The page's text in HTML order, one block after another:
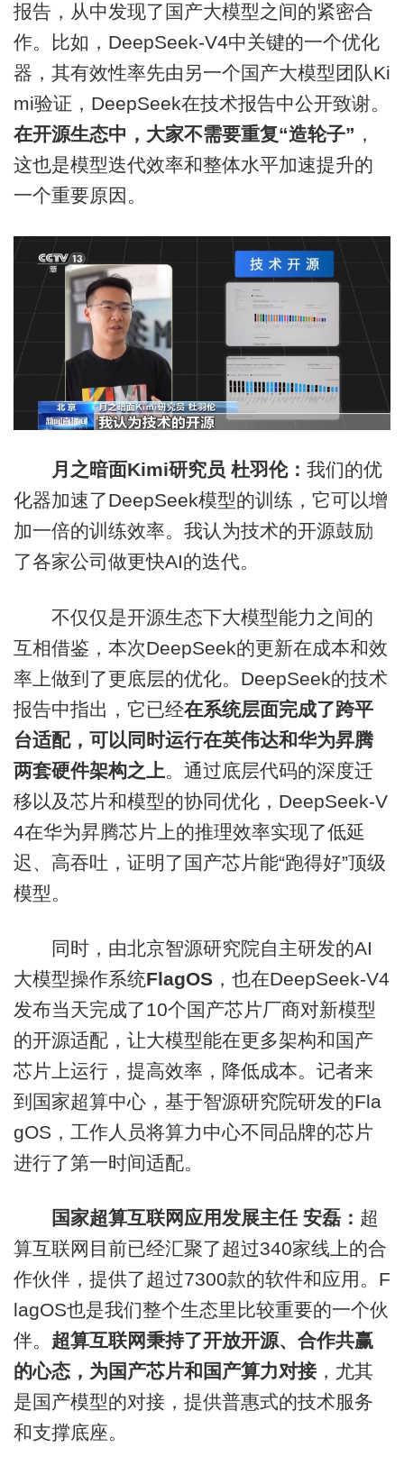
报告，从中发现了国产大模型之间的紧密合
作。比如，DeepSeek-V4中关键的一个优化
器，其有效性率先由另一个国产大模型团队Ki
mi验证，DeepSeek在技术报告中公开致谢。
在开源生态中，大家不需要重复“造轮子” ，
这也是模型迭代效率和整体水平加速提升的
一个重要原因。
月之暗面Kimi研究员 杜羽伦： 我们的优
化器加速了DeepSeek模型的训练，它可以增
加一倍的训练效率。我认为技术的开源鼓励
了各家公司做更快AI的迭代。
不仅仅是开源生态下大模型能力之间的
互相借鉴，本次DeepSeek的更新在成本和效
率上做到了更底层的优化。DeepSeek的技术
报告中指出，它已经在系统层面完成了跨平
台适配，可以同时运行在英伟达和华为昇腾
两套硬件架构之上 。通过底层代码的深度迁
移以及芯片和模型的协同优化，DeepSeek-V
4在华为昇腾芯片上的推理效率实现了低延
迟、高吞吐，证明了国产芯片能“跑得好”顶级
模型。
同时，由北京智源研究院自主研发的AI
大模型操作系统FlagOS，也在DeepSeek-V4
发布当天完成了10个国产芯片厂商对新模型
的开源适配，让大模型能在更多架构和国产
芯片上运行，提高效率，降低成本。记者来
到国家超算中心，基于智源研究院研发的Fla
gOS，工作人员将算力中心不同品牌的芯片
进行了第一时间适配。
国家超算互联网应用发展主任 安磊： 超
算互联网目前已经汇聚了超过340家线上的合
作伙伴，提供了超过7300款的软件和应用。F
lagOS也是我们整个生态里比较重要的一个伙
伴。 超算互联网秉持了开放开源、合作共赢
的心态，为国产芯片和国产算力对接，尤其
是国产模型的对接，提供普惠式的技术服务
和支撑底座。